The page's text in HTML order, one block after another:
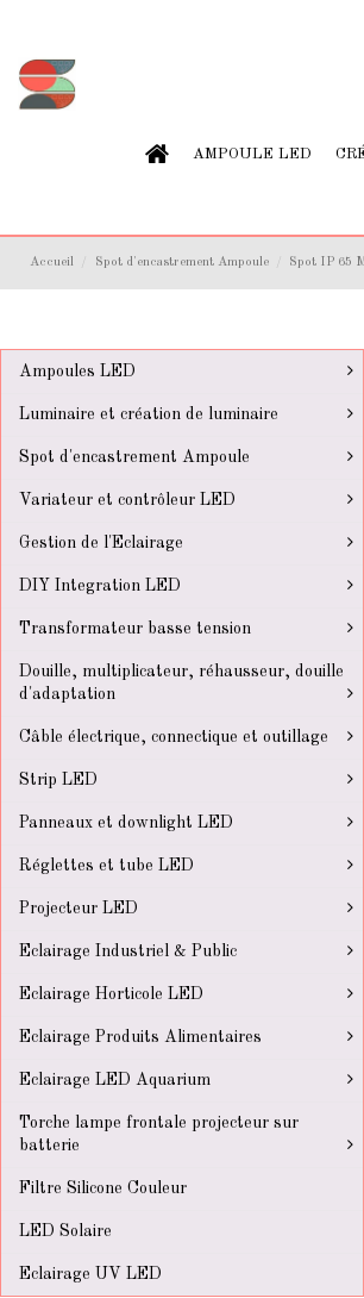
AMPOULE LED
Accueil Spot d'encastrement Ampoule Spot IP 65
Ampoules LED
Luminaire et création de luminaire
Spot d'encastrement Ampoule
Variateur et contrôleur LED
Gestion de l'Eclairage
DIY Integration LED
Transformateur basse tension
Douille, multiplicateur, réhausseur, douille
d'adaptation
Câble électrique, connectique et outillage
Strip LED
Panneaux et downlight LED
Réglettes et tube LED
Projecteur LED
Eclairage Industriel & Public
Eclairage Horticole LED
Eclairage Produits Alimentaires
Eclairage LED Aquarium
Torche lampe frontale projecteur sur
batterie
Filtre Silicone Couleur
LED Solaire
Eclairage UV LED